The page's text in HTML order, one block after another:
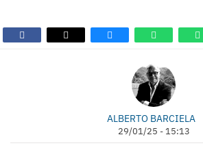
ALBERTO BARCIELA
29/01/25 - 15:13